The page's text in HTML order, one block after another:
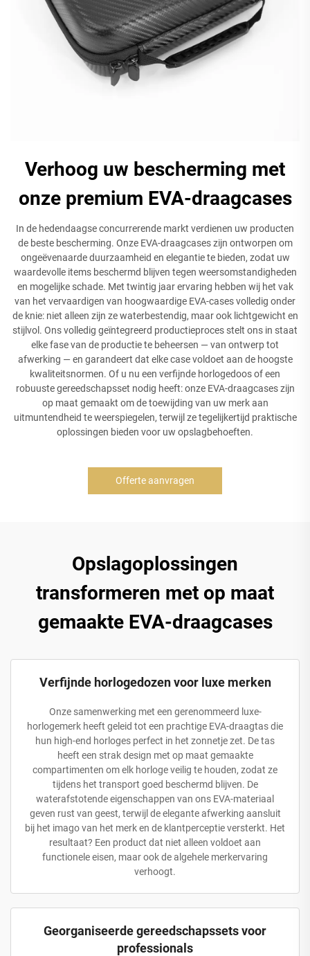
Verhoog uw bescherming met
onze premium EVA-draagcases
In de hedendaagse concurrerende markt verdienen uw producten
de beste bescherming. Onze EVA-draagcases zijn ontworpen om
ongeëvenaarde duurzaamheid en elegantie te bieden, zodat uw
waardevolle items beschermd blijven tegen weersomstandigheden
en mogelijke schade. Met twintig jaar ervaring hebben wij het vak
van het vervaardigen van hoogwaardige EVA-cases volledig onder
de knie: niet alleen zijn ze waterbestendig, maar ook lichtgewicht en
stijlvol. Ons volledig geïntegreerd productieproces stelt ons in staat
elke fase van de productie te beheersen — van ontwerp tot
afwerking — en garandeert dat elke case voldoet aan de hoogste
kwaliteitsnormen. Of u nu een verfijnde horlogedoos of een
robuuste gereedschapsset nodig heeft: onze EVA-draagcases zijn
op maat gemaakt om de toewijding van uw merk aan
uitmuntendheid te weerspiegelen, terwijl ze tegelijkertijd praktische
oplossingen bieden voor uw opslagbehoeften.
Offerte aanvragen
Opslagoplossingen
transformeren met op maat
gemaakte EVA-draagcases
Verfijnde horlogedozen voor luxe merken
Onze samenwerking met een gerenommeerd luxe-
horlogemerk heeft geleid tot een prachtige EVA-draagtas die
hun high-end horloges perfect in het zonnetje zet. De tas
heeft een strak design met op maat gemaakte
compartimenten om elk horloge veilig te houden, zodat ze
tijdens het transport goed beschermd blijven. De
waterafstotende eigenschappen van ons EVA-materiaal
geven rust van geest, terwijl de elegante afwerking aansluit
bij het imago van het merk en de klantperceptie versterkt. Het
resultaat? Een product dat niet alleen voldoet aan
functionele eisen, maar ook de algehele merkervaring
verhoogt.
Georganiseerde gereedschapssets voor
professionals